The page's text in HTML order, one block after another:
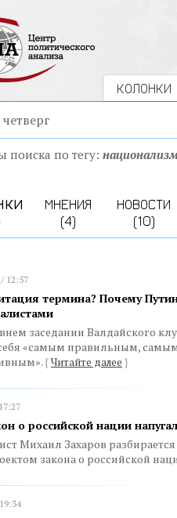
КОЛОНКИ
четверг
поиска по тегу:
МНЕНИЯ
(4)
НОВОСТИ
(10)
12:57
термина? Почему
заседании Валдайского
«самым правильным,
{ Читайте далее }
о российской нации
Михаил Захаров
закона о российской